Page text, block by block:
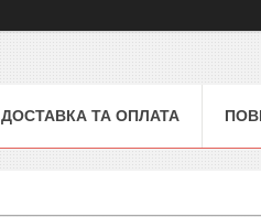
ДОСТАВКА ТА ОПЛАТА